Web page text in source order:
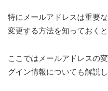
特にメールアドレスは重要
変更する方法を知っておくと
ここではメールアドレスの
グイン情報についても解説し